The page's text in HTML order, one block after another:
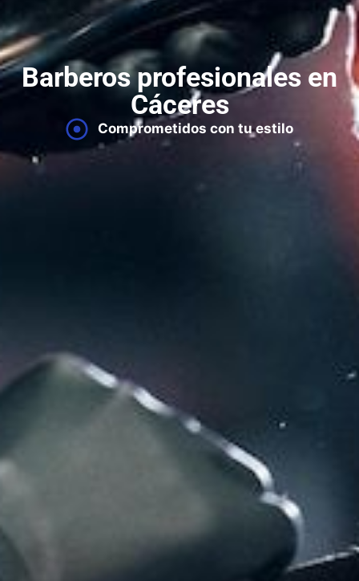
Barberos profesionales en
Cáceres
Comprometidos con tu estilo